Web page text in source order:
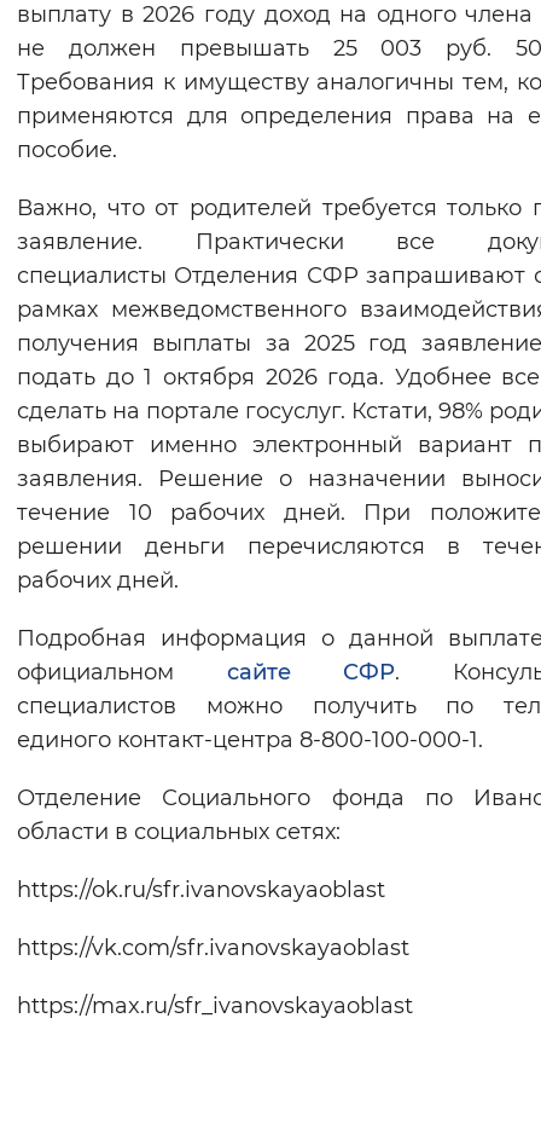
Вернуть стандартные настройки
выплату в 2026 году доход на одного
не должен превышать 25 003 руб.
Требования к имуществу аналогичны тем,
применяются для определения права на
пособие.
Важно, что от родителей требуется только
заявление. Практически все
специалисты Отделения СФР запрашивают
рамках межведомственного
получения выплаты за 2025 год
подать до 1 октября 2026 года. Удобнее
сделать на портале госуслуг. Кстати, 98%
выбирают именно электронный вариант
заявления. Решение о назначении
течение 10 рабочих дней. При
решении деньги перечисляются в
рабочих дней.
Подробная информация о данной
официальном сайте СФР.
специалистов можно получить по
единого контакт-центра 8-800-100-000-1.
Отделение Социального фонда по
области в социальных сетях:
https://ok.ru/sfr.ivanovskayaoblast
https://vk.com/sfr.ivanovskayaoblast
https://max.ru/sfr_ivanovskayaoblast